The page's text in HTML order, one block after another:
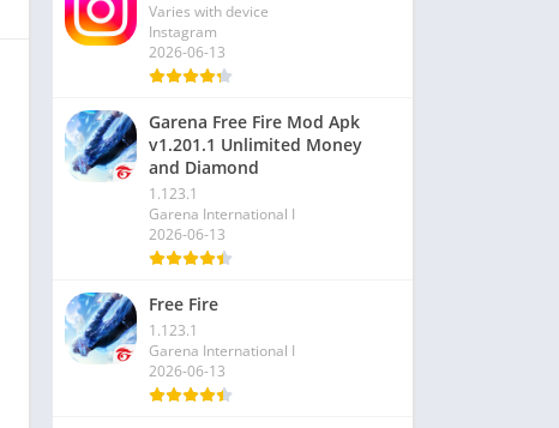
Varies with device
Instagram
2026-06-13
Garena Free Fire Mod Apk
v1.201.1 Unlimited Money
and Diamond
1.123.1
Garena International I
2026-06-13
Free Fire
1.123.1
Garena International I
2026-06-13